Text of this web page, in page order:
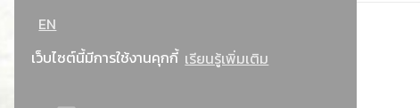
EN
เว็บไซต์นี้มีการใช้งานคุกกี้ เรียนรู้เพิ่มเติม